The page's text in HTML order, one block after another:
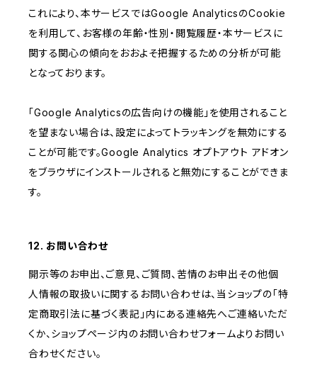
これにより、本サービスではGoogle AnalyticsのCookie
を利用して、お客様の年齢・性別・閲覧履歴・本サービスに
関する関心の傾向をおおよそ把握するための分析が可能
となっております。
「Google Analyticsの広告向けの機能」を使用されること
を望まない場合は、設定によってトラッキングを無効にする
ことが可能です。Google Analytics オプトアウト アドオン
をブラウザにインストールされると無効にすることができま
す。
12. お問い合わせ
開示等のお申出、ご意見、ご質問、苦情のお申出その他個
人情報の取扱いに関するお問い合わせは、当ショップの「特
定商取引法に基づく表記」内にある連絡先へご連絡いただ
くか、ショップページ内のお問い合わせフォームよりお問い
合わせください。